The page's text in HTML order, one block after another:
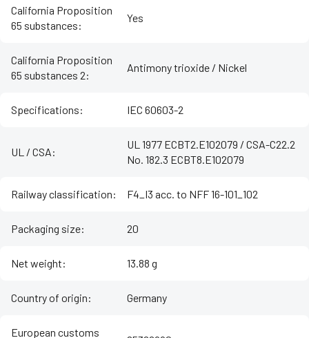
California Proposition
65 substances:
Yes
California Proposition
65 substances 2:
Antimony trioxide / Nickel
Specifications: IEC 60603-2
UL / CSA:
UL 1977 ECBT2.E102079 / CSA-C22.2
No. 182.3 ECBT8.E102079
Railway classification: F4_I3 acc. to NFF 16-101_102
Packaging size: 20
Net weight: 13.88 g
Country of origin: Germany
European customs